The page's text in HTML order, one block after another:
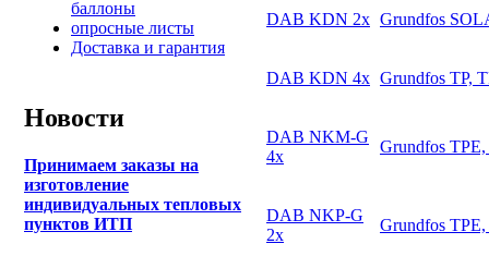
баллоны
опросные листы
Доставка и гарантия
Новости
Принимаем заказы на
изготовление
индивидуальных тепловых
пунктов ИТП
DAB KDN 2х Grundfos
DAB KDN 4х Grundfos TP,
DAB NKM-G
4х
Grundfos
DAB NKP-G
2х
Grundfos